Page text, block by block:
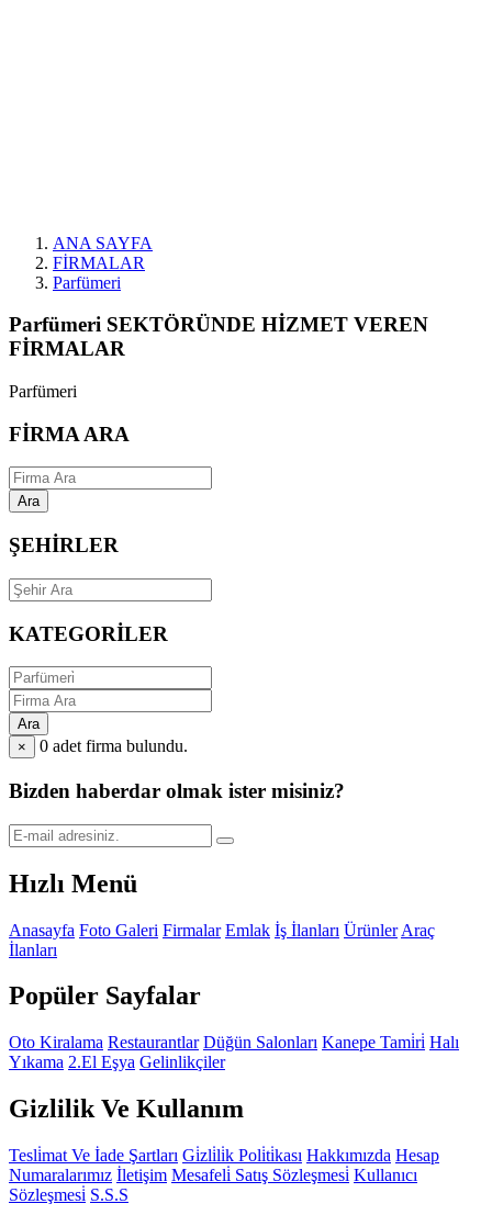
ANA SAYFA
FİRMALAR
Parfümeri
Parfümeri SEKTÖRÜNDE HİZMET VEREN
FİRMALAR
Parfümeri
FİRMA ARA
Ara
ŞEHİRLER
KATEGORİLER
Ara
×
0 adet firma bulundu.
Bizden haberdar olmak ister misiniz?
Hızlı Menü
Anasayfa Foto Galeri Firmalar Emlak İş İlanları Ürünler Araç
İlanları
Popüler Sayfalar
Oto Kiralama Restaurantlar Düğün Salonları Kanepe Tami̇ri̇ Halı
Yıkama 2.El Eşya Gelinlikçiler
Gizlilik Ve Kullanım
Tesli̇mat Ve İade Şartları Gi̇zli̇li̇k Poli̇ti̇kası Hakkımızda Hesap
Numaralarımız İletişim Mesafeli̇ Satış Sözleşmesi̇ Kullanıcı
Sözleşmesi̇ S.S.S